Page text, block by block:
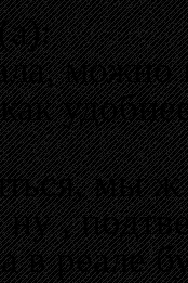
можно
мы
ну ,
в реале